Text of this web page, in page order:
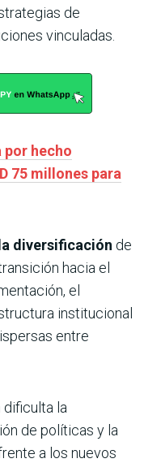
de
vinculadas.
por hecho
75 millones para
diversificación de
hacia el
el
institucional
entre
dificulta la
de políticas y la
a los nuevos